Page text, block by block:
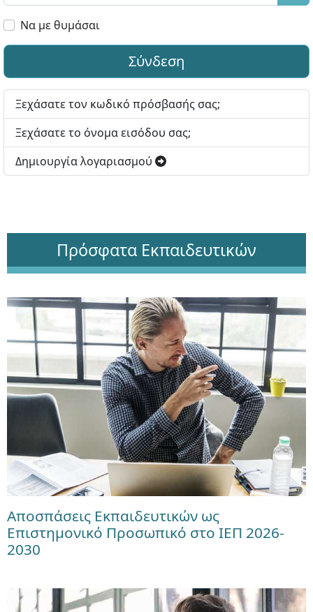
Να με θυμάσαι
Σύνδεση
Ξεχάσατε τον κωδικό πρόσβασής σας;
Ξεχάσατε το όνομα εισόδου σας;
Δημιουργία λογαριασμού
Πρόσφατα Εκπαιδευτικών
Αποσπάσεις Εκπαιδευτικών ως
Επιστημονικό Προσωπικό στο ΙΕΠ 2026-
2030